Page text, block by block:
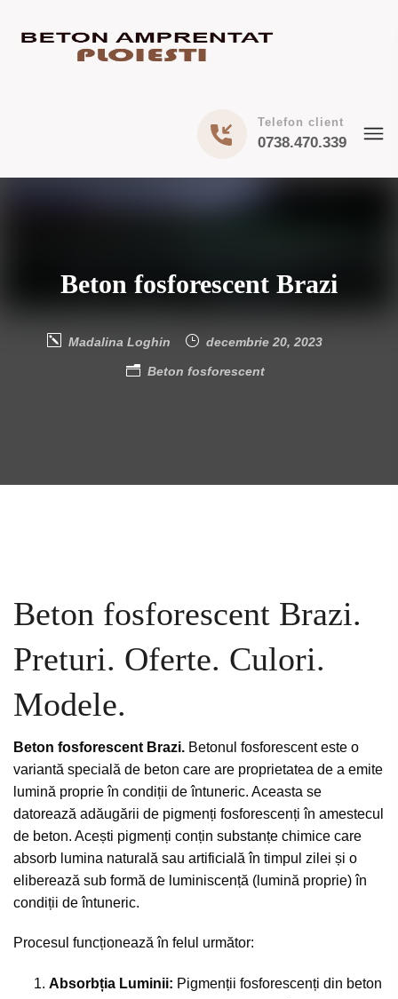
Telefon client
0738.470.339
Beton fosforescent Brazi
Madalina Loghin decembrie 20, 2023
Beton fosforescent
Beton fosforescent Brazi.
Preturi. Oferte. Culori.
Modele.
Beton fosforescent Brazi. Betonul fosforescent este o
variantă specială de beton care are proprietatea de a emite
lumină proprie în condiții de întuneric. Aceasta se
datorează adăugării de pigmenți fosforescenți în amestecul
de beton. Acești pigmenți conțin substanțe chimice care
absorb lumina naturală sau artificială în timpul zilei și o
eliberează sub formă de luminiscență (lumină proprie) în
condiții de întuneric.
Procesul funcționează în felul următor:
Absorbția Luminii: Pigmenții fosforescenți din beton